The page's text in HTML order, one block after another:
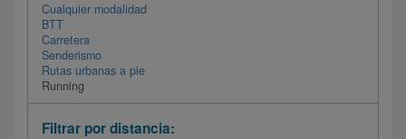
Cualquier modalidad
BTT
Carretera
Senderismo
Rutas urbanas a pie
Running
Filtrar por distancia: